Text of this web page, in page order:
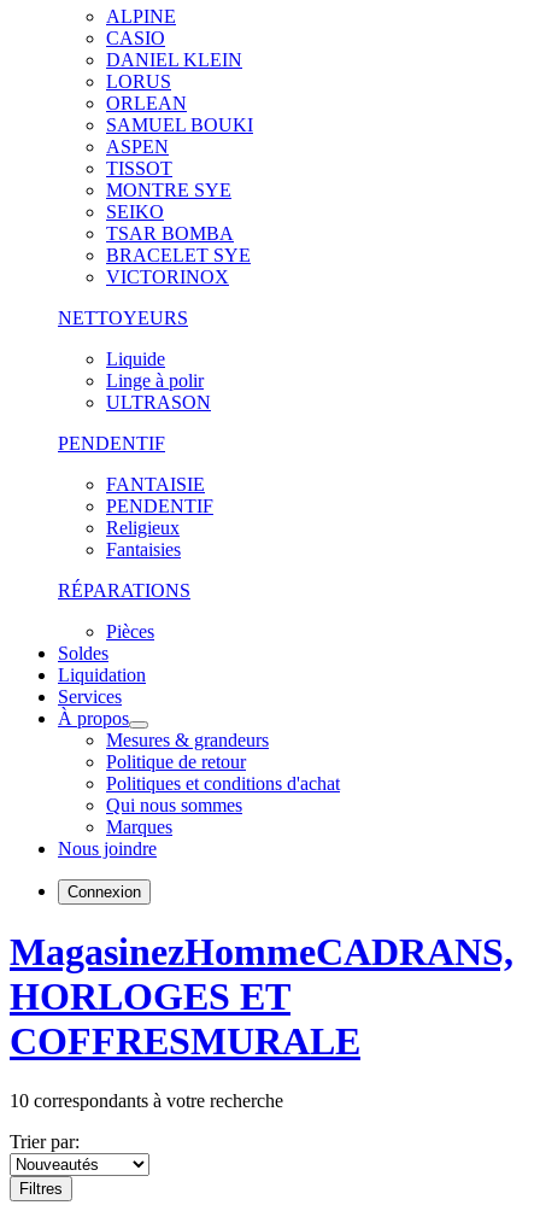
ALPINE
CASIO
DANIEL KLEIN
LORUS
ORLEAN
SAMUEL BOUKI
ASPEN
TISSOT
MONTRE SYE
SEIKO
TSAR BOMBA
BRACELET SYE
VICTORINOX
NETTOYEURS
Liquide
Linge à polir
ULTRASON
PENDENTIF
FANTAISIE
PENDENTIF
Religieux
Fantaisies
RÉPARATIONS
Pièces
Soldes
Liquidation
Services
À propos
Mesures & grandeurs
Politique de retour
Politiques et conditions d'achat
Qui nous sommes
Marques
Nous joindre
Connexion
MagasinezHommeCADRANS,
HORLOGES ET
COFFRESMURALE
10 correspondants à votre recherche
Trier par:
Filtres